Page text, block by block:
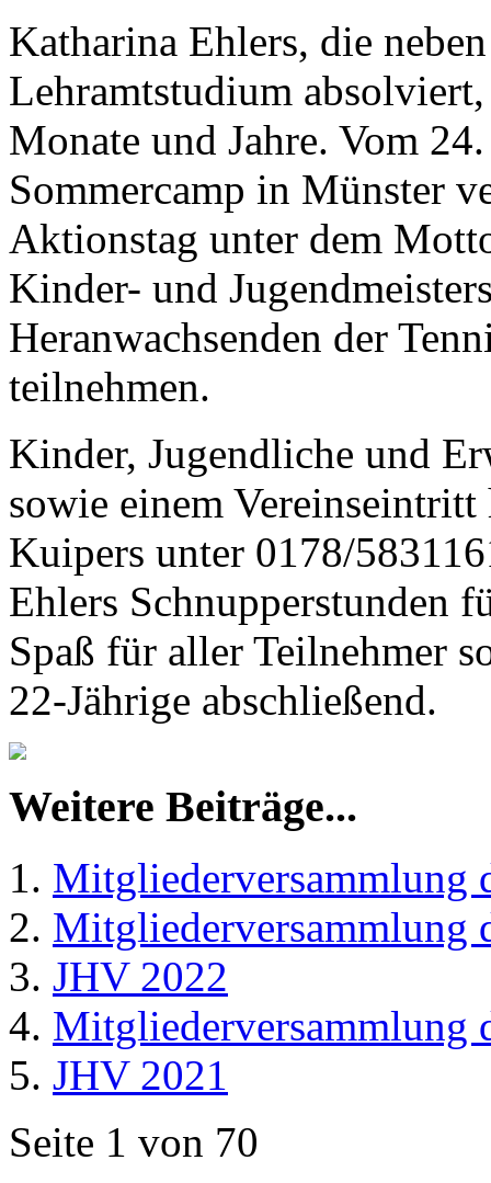
Katharina Ehlers, die
Lehramtstudium
Monate und Jahre. Vom
Sommercamp in Münster
Aktionstag unter dem
Kinder- und
Heranwachsenden der
teilnehmen.
Kinder, Jugendliche und
sowie einem
Kuipers unter 0178/
Ehlers Schnupperstunden
Spaß für aller Teilnehmer
22-Jährige abschließend.
Weitere Beiträge...
Mitgliederversammlung
Mitgliederversammlung
JHV 2022
Mitgliederversammlung
JHV 2021
Seite 1 von 70